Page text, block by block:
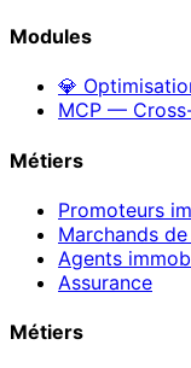
Modules
💎
MCP —
Métiers
Promoteurs
Marchands
Agents
Assurance
Métiers